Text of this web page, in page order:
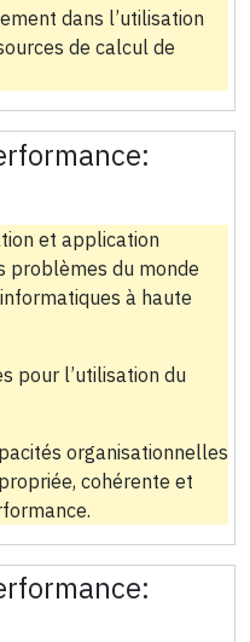
dans l’utilisation
de calcul de
et application
problèmes du monde
à haute
pour l’utilisation du
organisationnelles
cohérente et